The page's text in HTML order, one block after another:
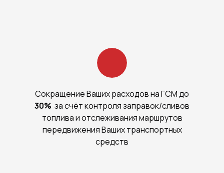
Сокращение Ваших расходов на ГСМ до
30% за счёт контроля заправок/сливов
топлива и отслеживания маршрутов
передвижения Ваших транспортных
средств